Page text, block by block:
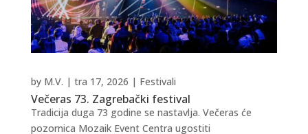
Večeras 73. Zagrebački festival
by M.V. | tra 17, 2026 | Festivali
Tradicija duga 73 godine se nastavlja. Večeras će
pozornica Mozaik Event Centra ugostiti